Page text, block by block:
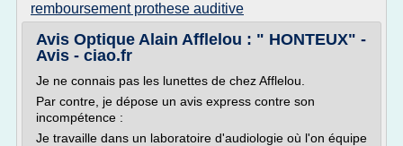
remboursement prothese auditive
Avis Optique Alain Afflelou : " HONTEUX" -
Avis - ciao.fr
Je ne connais pas les lunettes de chez Afflelou.
Par contre, je dépose un avis express contre son
incompétence :
Je travaille dans un laboratoire d'audiologie où l'on équipe